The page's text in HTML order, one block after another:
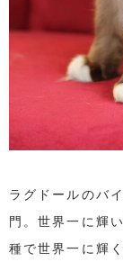
ラグドールのバ
門。世界一に輝
種で世界一に輝